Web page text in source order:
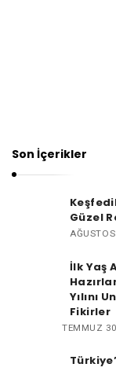
Son İçerikler
Güzel
İlk Yaş
Yılını
Fikirler
TEMMUZ